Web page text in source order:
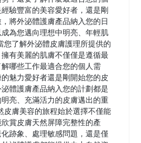
驗豐富的美容愛好者，還是剛
將外泌體護膚產品納入您的日
為您邁向理想中明亮、年輕肌
您了解外泌體皮膚護理所提供的
有美麗的肌膚不僅僅是遵循最
哪些工作最適合您的個人需
魅力愛好者還是剛開始您的皮
體護膚產品納入您的計劃都是
亮、充滿活力的皮膚邁出的重
皮膚美容的旅程始於選擇不僅能
賞皮膚天然屏障完整性的產
跡象、處理敏感問題，還是僅